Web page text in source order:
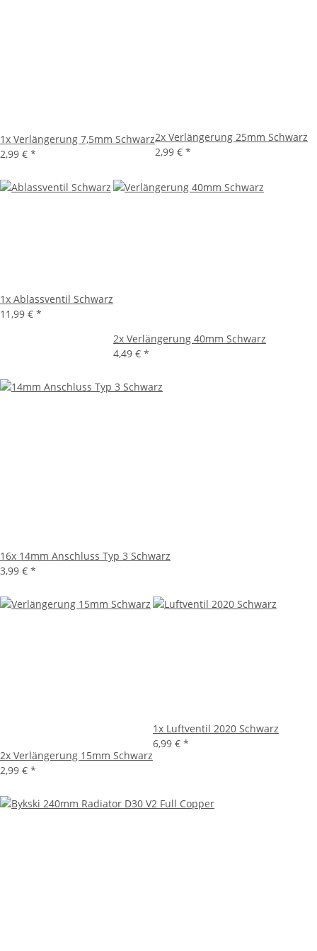
1x Verlängerung 7,5mm Schwarz
2,99 € *
2x Verlängerung 25mm Schwarz
2,99 € *
1x Ablassventil Schwarz
11,99 € *
2x Verlängerung 40mm Schwarz
4,49 € *
16x 14mm Anschluss Typ 3 Schwarz
3,99 € *
2x Verlängerung 15mm Schwarz
2,99 € *
1x Luftventil 2020 Schwarz
6,99 € *